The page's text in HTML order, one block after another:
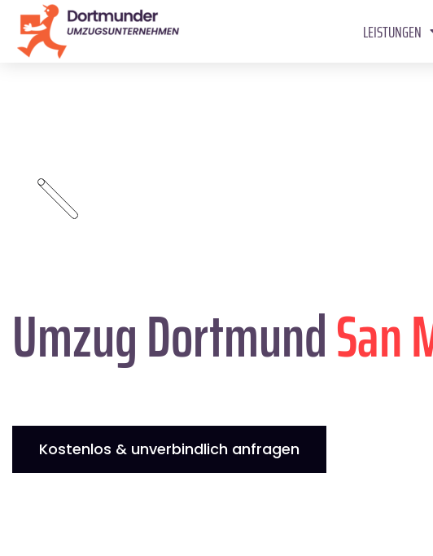
LEISTUNGEN
Umzug DortmundSan
Kostenlos & unverbindlich anfragen